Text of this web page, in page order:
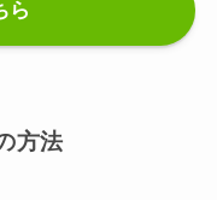
ら
方法